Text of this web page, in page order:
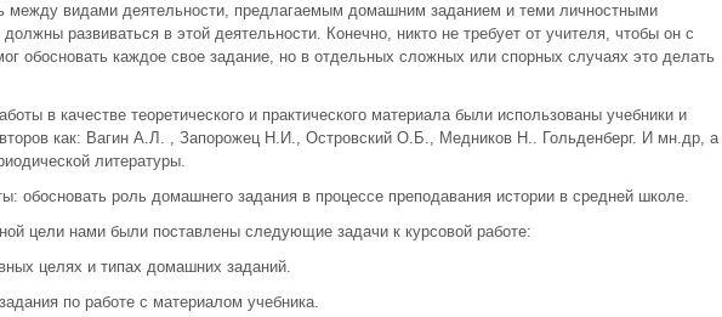
между видами деятельности, предлагаемым домашним заданием и теми личностными
развиваться в этой деятельности. Конечно, никто не требует от учителя, чтобы он с
обосновать каждое свое задание, но в отдельных сложных или спорных случаях это делать
в качестве теоретического и практического материала были использованы учебники и
как: Вагин А.Л. , Запорожец Н.И., Островский О.Б., Медников Н.. Гольденберг. И мн.др, а
литературы.
обосновать роль домашнего задания в процессе преподавания истории в средней школе.
цели нами были поставлены следующие задачи к курсовой работе:
целях и типах домашних заданий.
по работе с материалом учебника.